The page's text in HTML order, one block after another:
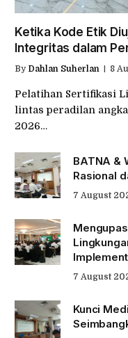
Ketika Kode Etik
Integritas dalam
By Dahlan Suherlan 8
Pelatihan Sertifikasi
lintas peradilan
2026…
BATNA &
Rasional
7 August
7 August
Kunci